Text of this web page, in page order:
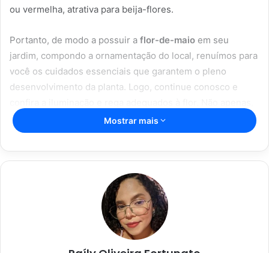
ou vermelha, atrativa para beija-flores.
Portanto, de modo a possuir a flor-de-maio em seu
jardim, compondo a ornamentação do local, renuímos para
você os cuidados essenciais que garantem o pleno
desenvolvimento da planta. Logo, continue conosco e
como preparar o substrato, realizar seu plantio em vasos e
o período de floração, veja abaixo.
Espada de São Jorge; com essas dicas
incríveis, sua planta vai durar mais;
confira
16/04/2023
Mostrar mais